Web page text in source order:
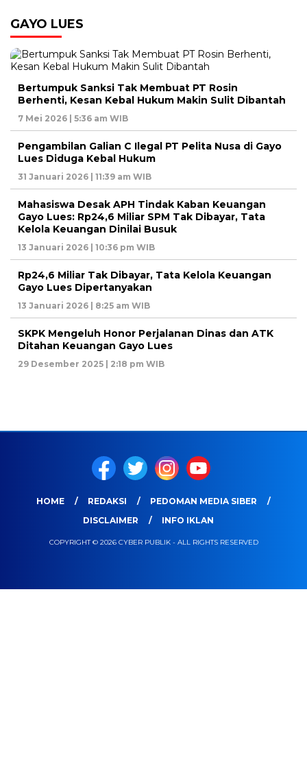
GAYO LUES
Bertumpuk Sanksi Tak Membuat PT Rosin
Berhenti, Kesan Kebal Hukum Makin Sulit Dibantah
7 Mei 2026 | 5:36 am WIB
Pengambilan Galian C Ilegal PT Pelita Nusa di Gayo
Lues Diduga Kebal Hukum
31 Januari 2026 | 11:39 am WIB
Mahasiswa Desak APH Tindak Kaban Keuangan
Gayo Lues: Rp24,6 Miliar SPM Tak Dibayar, Tata
Kelola Keuangan Dinilai Busuk
13 Januari 2026 | 10:36 pm WIB
Rp24,6 Miliar Tak Dibayar, Tata Kelola Keuangan
Gayo Lues Dipertanyakan
13 Januari 2026 | 8:25 am WIB
SKPK Mengeluh Honor Perjalanan Dinas dan ATK
Ditahan Keuangan Gayo Lues
29 Desember 2025 | 2:18 pm WIB
HOME REDAKSI
PEDOMAN MEDIA SIBER
DISCLAIMER
INFO IKLAN
COPYRIGHT © 2026 CYBER PUBLIK - ALL RIGHTS RESERVED